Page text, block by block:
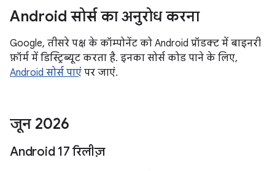
Android सोर्स का अनुरोध करना
Google, तीसरे पक्ष के कॉम्पोनेंट को Android प्रॉडक्ट में बाइनरी
फ़ॉर्म में डिस्ट्रिब्यूट करता है. इनका सोर्स कोड पाने के लिए,
Android सोर्स पाएं पर जाएं.
जून 2026
Android 17 रिलीज़